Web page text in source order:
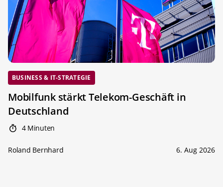
BUSINESS & IT-STRATEGIE
Mobilfunk stärkt Telekom-Geschäft in
Deutschland
4 Minuten
Roland Bernhard 6. Aug 2026